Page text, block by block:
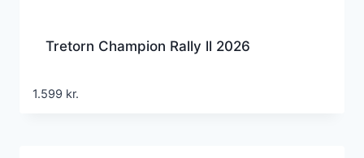
Tretorn Champion Rally ll 2026
1.599 kr.